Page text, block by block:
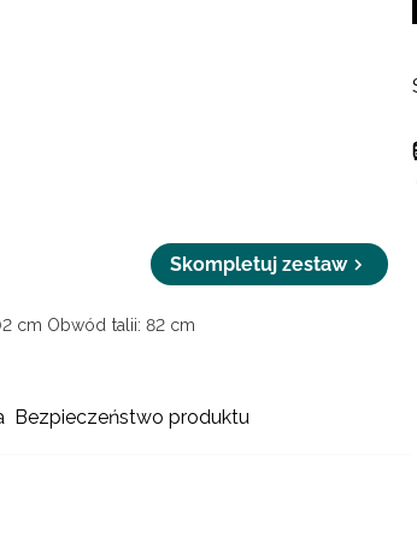
Skompletuj zestaw
cm Obwód talii: 82 cm
Bezpieczeństwo produktu